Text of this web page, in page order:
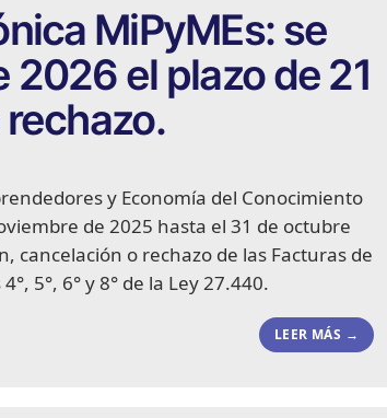
MiPyMEs: se
el plazo de 21
y Economía del Conocimiento
de 2025 hasta el 31 de octubre
cancelación o rechazo de las Facturas de
5°, 6° y 8° de la Ley 27.440.
LEER MÁS →